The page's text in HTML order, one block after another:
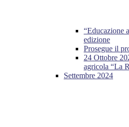
“Educazione
edizione
Prosegue il
24 Ottobre
agricola “La
Settembre 2024